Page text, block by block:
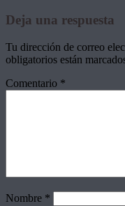
Deja una respuesta
Tu dirección de correo
obligatorios están
Comentario *
Nombre *